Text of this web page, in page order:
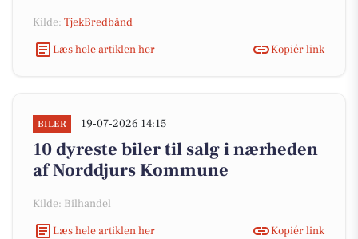
Kilde: TjekBredbånd
Læs hele artiklen her
Kopiér link
BILER 19-07-2026 14:15
10 dyreste biler til salg i nærheden
af Norddjurs Kommune
Kilde: Bilhandel
Læs hele artiklen her
Kopiér link